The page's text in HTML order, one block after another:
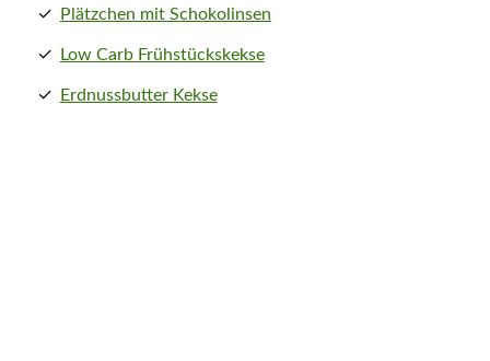
Plätzchen mit Schokolinsen
Low Carb Frühstückskekse
Erdnussbutter Kekse